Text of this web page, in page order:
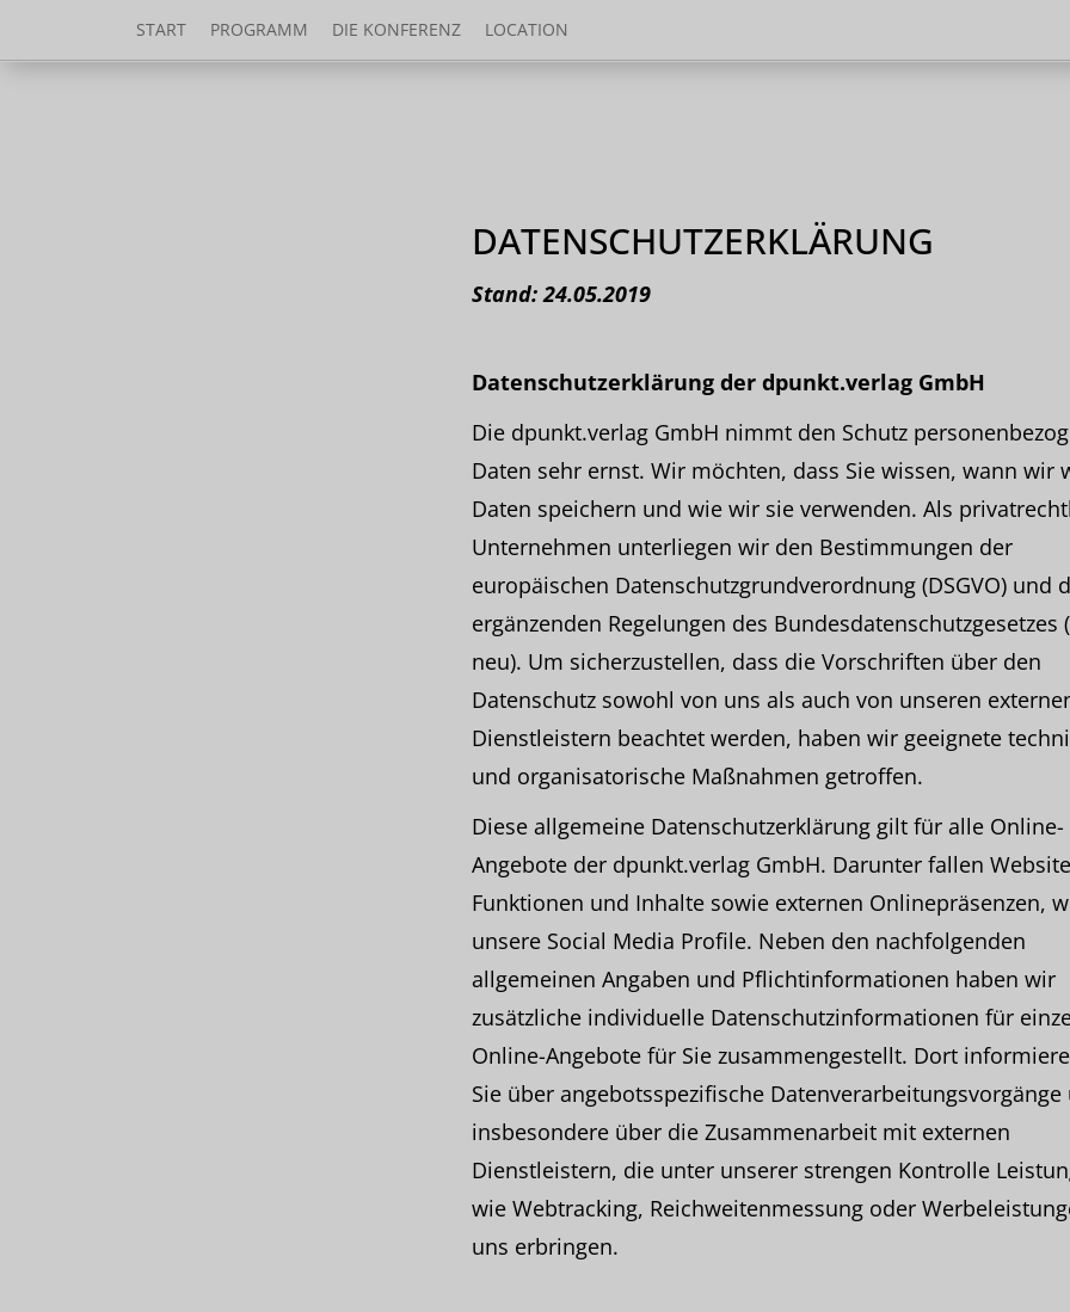
START PROGRAMM DIE KONFERENZ LOCATION
DATENSCHUTZERKLÄRUNG
Stand: 24.05.2019
Datenschutzerklärung der dpunkt.verlag GmbH
Die dpunkt.verlag GmbH nimmt den Schutz
Daten sehr ernst. Wir möchten, dass Sie wissen, wann wir
Daten speichern und wie wir sie verwenden. Als
Unternehmen unterliegen wir den Bestimmungen der
europäischen Datenschutzgrundverordnung (DSGVO) und
ergänzenden Regelungen des Bundesdatenschutzgesetzes
neu). Um sicherzustellen, dass die Vorschriften über den
Datenschutz sowohl von uns als auch von unseren
Dienstleistern beachtet werden, haben wir geeignete
und organisatorische Maßnahmen getroffen.
Diese allgemeine Datenschutzerklärung gilt für alle Online-
Angebote der dpunkt.verlag GmbH. Darunter fallen
Funktionen und Inhalte sowie externen Onlinepräsenzen,
unsere Social Media Profile. Neben den nachfolgenden
allgemeinen Angaben und Pflichtinformationen haben wir
zusätzliche individuelle Datenschutzinformationen für
Online-Angebote für Sie zusammengestellt. Dort
Sie über angebotsspezifische Datenverarbeitungsvorgänge
insbesondere über die Zusammenarbeit mit externen
Dienstleistern, die unter unserer strengen Kontrolle
wie Webtracking, Reichweitenmessung oder
uns erbringen.